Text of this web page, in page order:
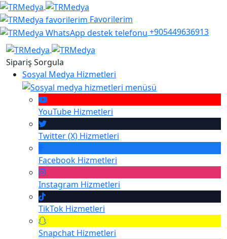
Favorilerim
+905449636913
Sipariş Sorgula
Sosyal Medya Hizmetleri
YouTube Hizmetleri
Twitter (X) Hizmetleri
Facebook Hizmetleri
Instagram Hizmetleri
TikTok Hizmetleri
Snapchat Hizmetleri